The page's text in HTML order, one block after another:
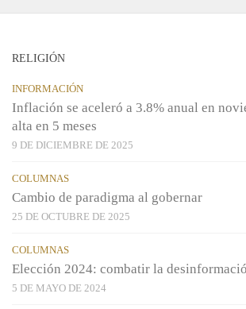
RELIGIÓN
INFORMACIÓN
Inflación se aceleró a 3.8% anual en
alta en 5 meses
9 DE DICIEMBRE DE 2025
COLUMNAS
Cambio de paradigma al gobernar
25 DE OCTUBRE DE 2025
COLUMNAS
Elección 2024: combatir la
5 DE MAYO DE 2024